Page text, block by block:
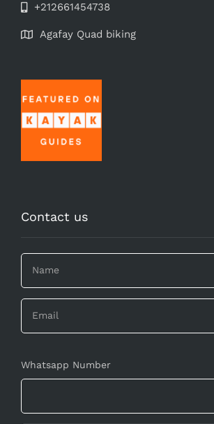
+212661454738
Agafay Quad biking
Contact us
Whatsapp Number